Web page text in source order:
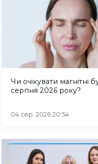
Чи очікувати магнітні
серпня 2026 року?
04 сер. 2026 20:54